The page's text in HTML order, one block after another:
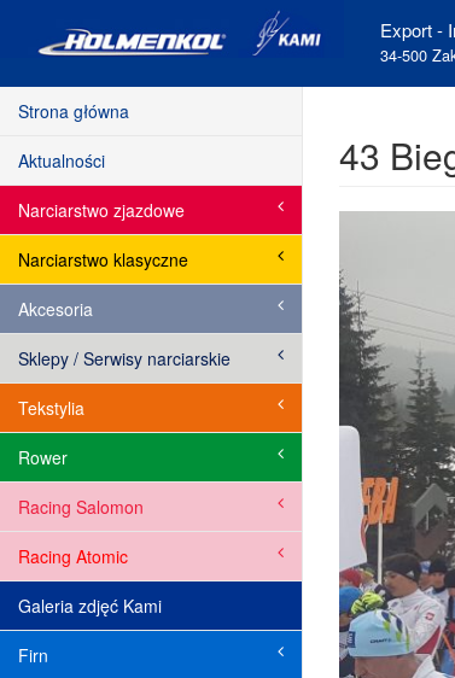
Export -
34-500
Strona główna
Aktualności
Narciarstwo zjazdowe
Narciarstwo klasyczne
Akcesoria
Sklepy / Serwisy narciarskie
Tekstylia
Rower
Racing Salomon
Racing Atomic
Galeria zdjęć Kami
Firn
43